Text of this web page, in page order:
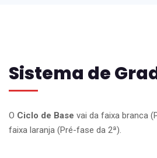
Sistema de
O Ciclo de Base vai da faixa branca
faixa laranja (Pré-fase da 2ª).